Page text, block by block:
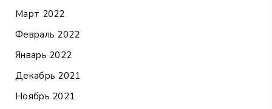
Март 2022
Февраль 2022
Январь 2022
Декабрь 2021
Ноябрь 2021